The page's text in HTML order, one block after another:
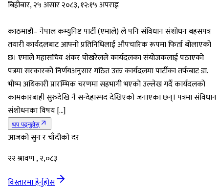
बिहीबार, २५ असार २०८३, १२:१५ अपराह्न
काठमाडौं– नेपाल कम्युनिष्ट पार्टी (एमाले) ले पनि संविधान संशोधन बहसपत्र
तयारी कार्यदलबाट आफ्नो प्रतिनिधिलाई औपचारिक रूपमा फिर्ता बोलाएको
छ। एमाले महासचिव शंकर पोखरेलले कार्यदलका संयोजकलाई पठाएको
पत्रमा सरकारको निर्णयअनुसार गठित उक्त कार्यदलमा पार्टीका तर्फबाट डा.
भीष्म अधिकारी प्रारम्भिक चरणमा सहभागी भएको उल्लेख गर्दै कार्यदलको
कामकारबाही सुरुदेखि नै सन्देहास्पद देखिएको जनाएका छन्। पत्रमा संविधान
संशोधनका विषय […]
थप पढ्नुहोस्
आजको सुन र चाँदीको दर
२२ श्रावण , २,०८३
विस्तारमा हेर्नुहोस